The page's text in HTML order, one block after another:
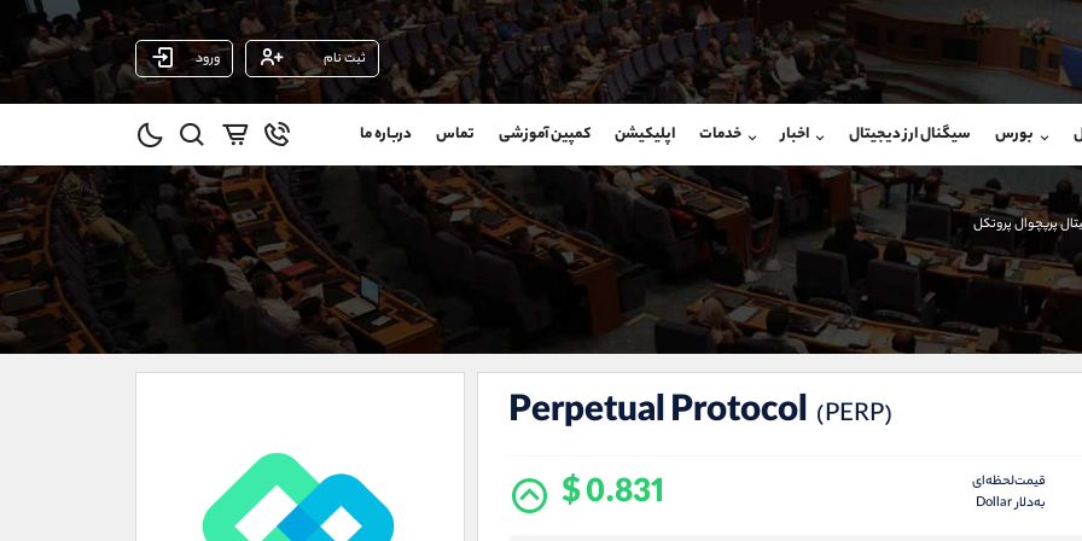
ثبت نام ورود
بورس سیگنال ارز دیجیتال اخبار خدمات اپلیکیشن کمپین آموزشی تماس درباره ما
پرپچوال پروتکل
Perpetual Protocol (PERP)
قیمت‌لحظه‌ای
به‌دلار Dollar
$ 0.831
شروع گفتگو
@Armteam_admin_por
107
شروع گفتگو
@Armteam_admin_33
داخلی 118
(محسن یزدی)
09304891085
واتساپ شروع گفتگو
تلگرام @Armteam_admin_103
021-22021030
021-22021040
@alirezamehrabi_com
@alirezamehrabi_official